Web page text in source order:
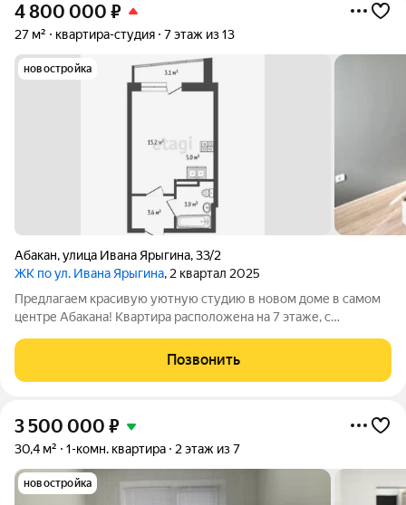
4 800 000 ₽
27 м² квартира-студия 7 этаж из 13
новостройка
Абакан,улица Ивана Ярыгина,33/2
ЖК по ул. Ивана Ярыгина, 2 квартал 2025
Предлагаем красивую уютную студию в новом доме в самом
центре Абакана! Квартира расположена на 7 этаже, с
город. В квартире выполнен новый современный ремонт,
после которого еще никто не проживал.
Позвонить
3 500 000 ₽
30,4 м² 1-комн. квартира 2 этаж из 7
новостройка